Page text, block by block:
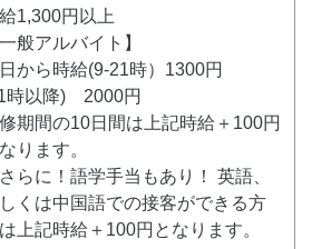
1,300円以上
一般アルバイト】
から時給(9-21時）1300円
時以降) 2000円
期間の10日間は上記時給＋100円
ります。
らに！語学手当もあり！ 英語、
くは中国語での接客ができる方
上記時給＋100円となります。